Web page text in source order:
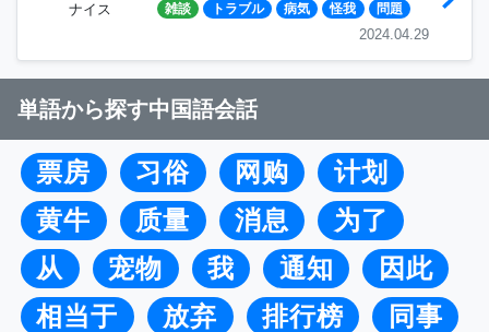
ナイス 雑談 トラブル 病気 怪我 問題
2024.04.29
単語から探す中国語会話
票房 习俗 网购
计划
黄牛
质量 消息
为了
从
宠物 我 通知
因此
相当于
放弃 排行榜
同事